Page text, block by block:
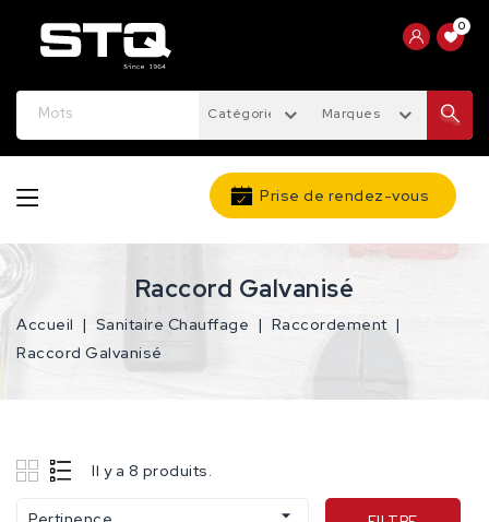
0
Catégories Marques
Prise de rendez-vous
Raccord Galvanisé
Accueil Sanitaire Chauffage
Raccordement
Raccord Galvanisé
Il y a 8 produits.
